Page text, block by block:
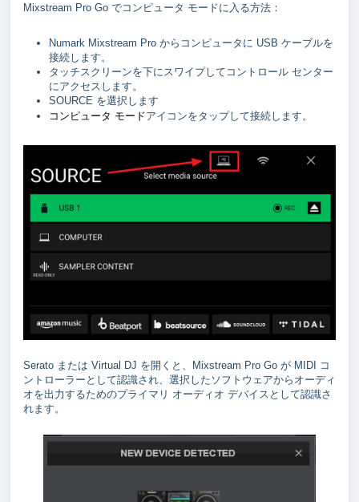
Mixstream Pro Go でコンピュータ モードに入る方法：
Numark Mixstream Pro からコンピュータに USB ケーブルを
接続します。
タッチスクリーンを下にスワイプしてコントロール センター
にアクセスします。
SOURCE を選択します
コンピュータ モードアイコンをタップして接続します。
Serato または Virtual DJ を開くと、Mixstream Pro Go が MIDI コ
ントローラーとして認識され、選択したソフトウェアからオーディ
オを出力するためのプライマリ オーディオ デバイスとして認識さ
れます。